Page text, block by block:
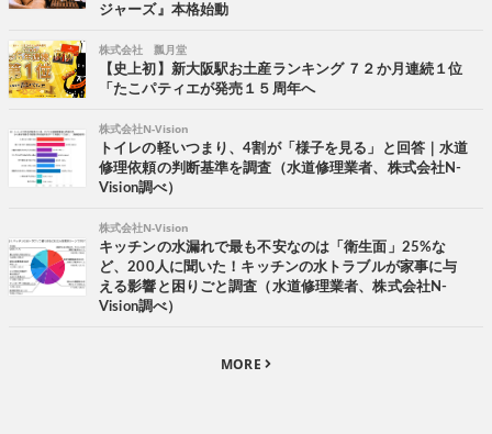
ジャーズ』本格始動
株式会社 瓢月堂
【史上初】新大阪駅お土産ランキング ７２か月連続１位
「たこパティエが発売１５周年へ
株式会社N-Vision
トイレの軽いつまり、4割が「様子を見る」と回答｜水道
修理依頼の判断基準を調査（水道修理業者、株式会社N-
Vision調べ）
株式会社N-Vision
キッチンの水漏れで最も不安なのは「衛生面」25%な
ど、200人に聞いた！キッチンの水トラブルが家事に与
える影響と困りごと調査（水道修理業者、株式会社N-
Vision調べ）
MORE